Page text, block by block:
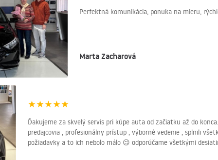
Perfektná komunikácia, ponuka na mieru,
Marta Zacharová
★★★★★
Ďakujeme za skvelý servis pri kúpe auta od začiatku až do
predajcovia , profesionálny prístup , výborné vedenie , splnili
požiadavky a to ich nebolo málo 😉 odporúčame všetkými